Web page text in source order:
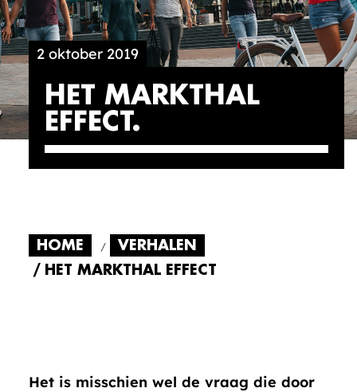
2 oktober 2019
HET MARKTHAL
EFFECT
HOME
VERHALEN
HET MARKTHAL EFFECT
Het is misschien wel de vraag die door